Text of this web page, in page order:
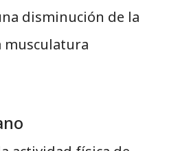
disminución de la
musculatura